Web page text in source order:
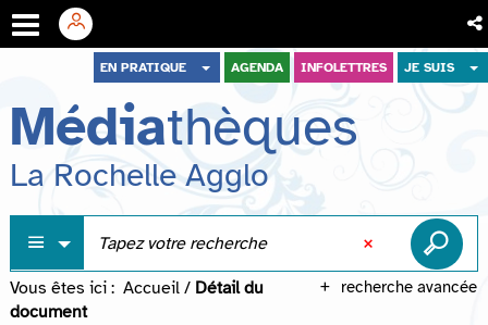
menu
contenu
recherche
EN PRATIQUE AGENDA INFOLETTRES JE SUIS
Médiathèques
La Rochelle Agglo
recherche avancée
Vous êtes ici : Accueil / Détail du
document